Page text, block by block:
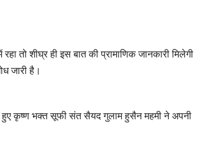
तो शीघ्र ही इस बात की प्रामाणिक जानकारी मिलेगी
जारी है।
हुए कृष्ण भक्त सूफी संत सैयद गुलाम हुसैन महमी ने अपनी